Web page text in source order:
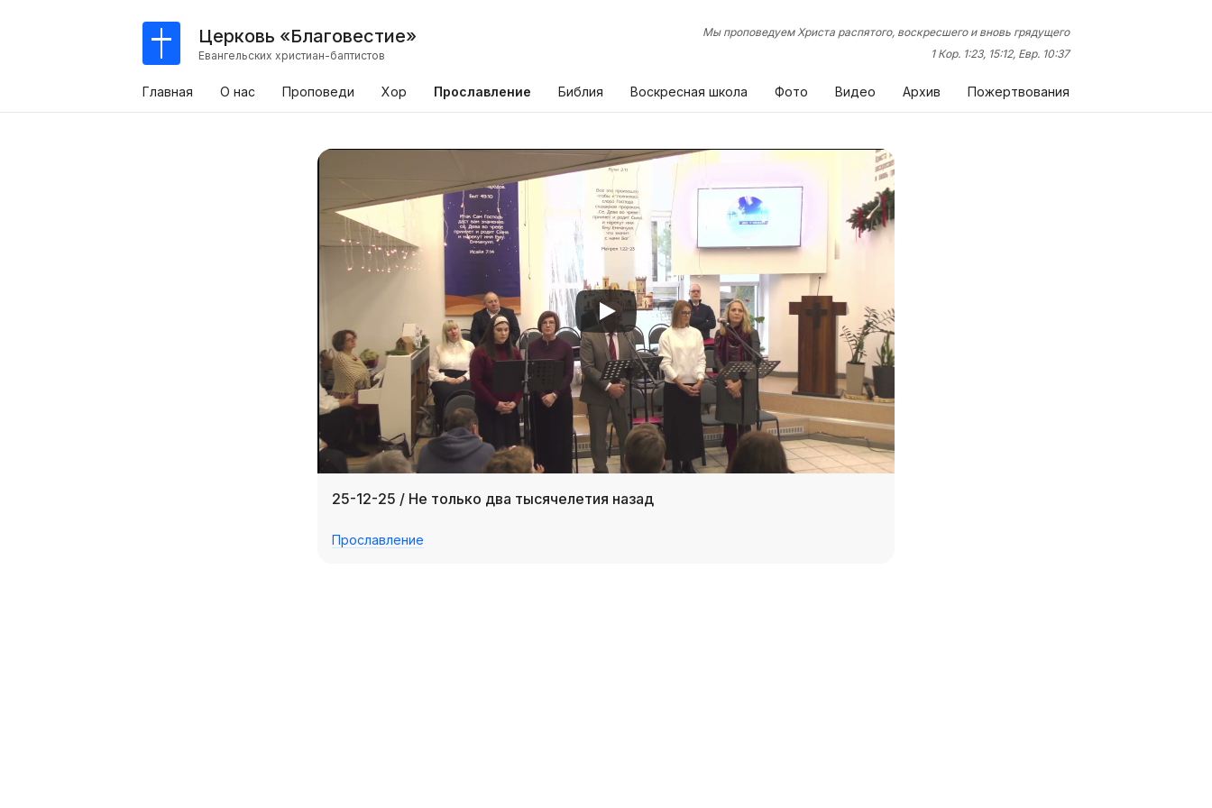
Церковь «Благовестие»
Евангельских христиан-баптистов
Мы проповедуем Христа распятого, воскресшего и вновь грядущего
1 Кор. 1:23, 15:12, Евр. 10:37
Главная О нас Проповеди Хор Прославление Библия Воскресная школа Фото Видео Архив Пожертвования
25-12-25 / Не только два тысячелетия назад
Прославление